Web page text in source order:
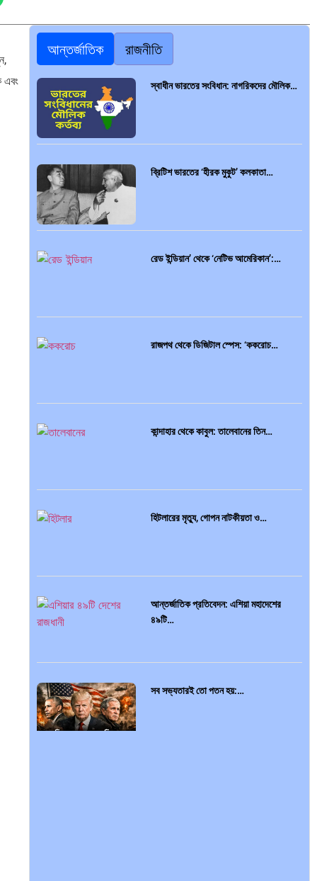
এবং
আন্তর্জাতিক রাজনীতি
স্বাধীন ভারতের সংবিধান: নাগরিকদের মৌলিক…
ব্রিটিশ ভারতের ‘হীরক মুকুট’ কলকাতা…
রেড ইন্ডিয়ান’ থেকে ‘নেটিভ আমেরিকান’:…
রাজপথ থেকে ডিজিটাল স্পেস: ‘ককরোচ…
কান্দাহার থেকে কাবুল: তালেবানের তিন…
হিটলারের মৃত্যু, গোপন নাটকীয়তা ও…
আন্তর্জাতিক প্রতিবেদন: এশিয়া মহাদেশের
৪৯টি…
সব সভ্যতারই তো পতন হয়:…